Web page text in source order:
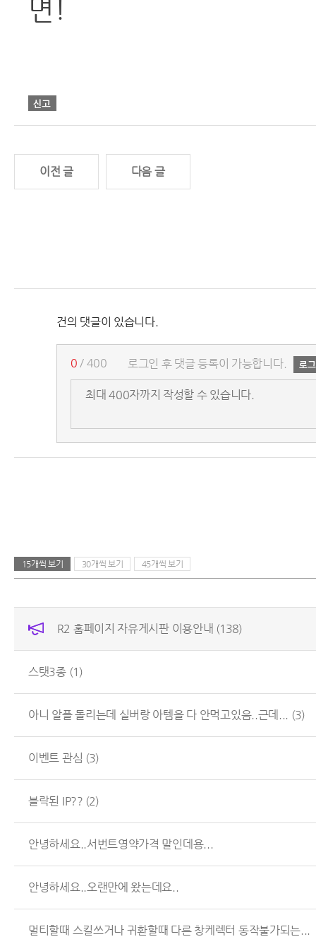
면!
이전 글 다음 글
건의 댓글이 있습니다.
로그인 후 댓글 등록이 가능합니다.
0 / 400
15개씩 보기 30개씩 보기 45개씩 보기
R2 홈페이지 자유게시판 이용안내 (138)
스탯3종 (1)
아니 알플 돌리는데 실버랑 아템을 다 안먹고있음..근데... (3)
이벤트 관심 (3)
블락된 IP?? (2)
안녕하세요..서번트영약가격 말인데용...
안녕하세요..오랜만에 왔는데요..
멀티할때 스킬쓰거나 귀환할때 다른 창케렉터 동작불가되는...